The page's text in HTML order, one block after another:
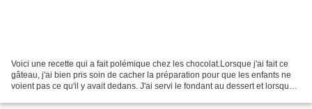
Voici une recette qui a fait polémique chez les chocolat.Lorsque j'ai fait ce
gâteau, j'ai bien pris soin de cacher la préparation pour que les enfants ne
voient pas ce qu'il y avait dedans. J'ai servi le fondant au dessert et lorsque